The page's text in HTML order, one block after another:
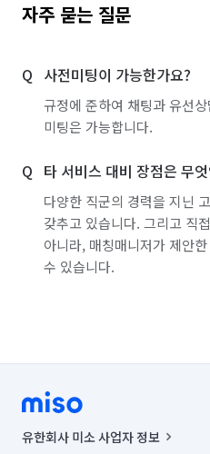
자주 묻는 질문
사전미팅이 가능한가요?
규정에 준하여 채팅과 유선
미팅은 가능합니다.
타 서비스 대비 장점은 무
다양한 직군의 경력을 지닌
갖추고 있습니다. 그리고 직
아니라, 매칭매니저가 제안
수 있습니다.
유한회사 미소 사업자 정보